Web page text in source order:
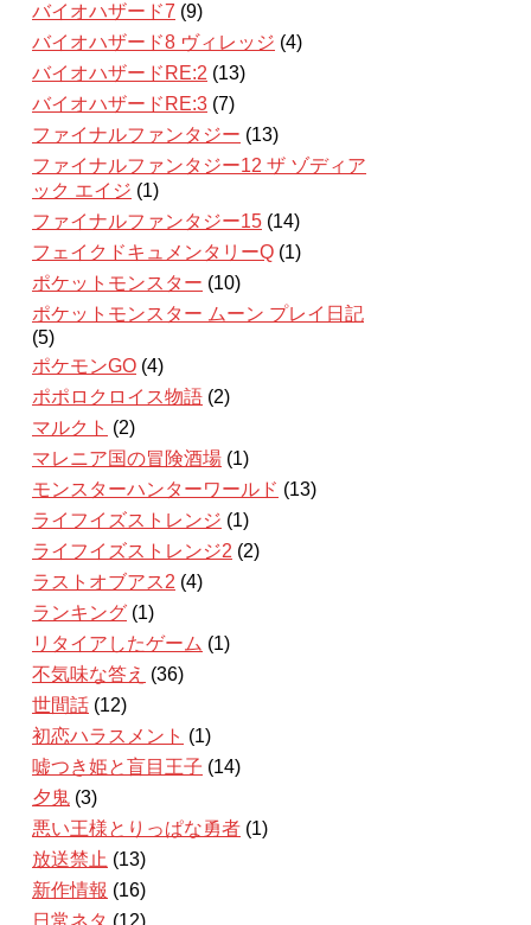
バイオハザード7 (9)
バイオハザード8 ヴィレッジ (4)
バイオハザードRE:2 (13)
バイオハザードRE:3 (7)
ファイナルファンタジー (13)
ファイナルファンタジー12 ザ ゾディア
ック エイジ (1)
ファイナルファンタジー15 (14)
フェイクドキュメンタリーQ (1)
ポケットモンスター (10)
ポケットモンスター ムーン プレイ日記
(5)
ポケモンGO (4)
ポポロクロイス物語 (2)
マルクト (2)
マレニア国の冒険酒場 (1)
モンスターハンターワールド (13)
ライフイズストレンジ (1)
ライフイズストレンジ2 (2)
ラストオブアス2 (4)
ランキング (1)
リタイアしたゲーム (1)
不気味な答え (36)
世間話 (12)
初恋ハラスメント (1)
嘘つき姫と盲目王子 (14)
夕鬼 (3)
悪い王様とりっぱな勇者 (1)
放送禁止 (13)
新作情報 (16)
日常ネタ (12)